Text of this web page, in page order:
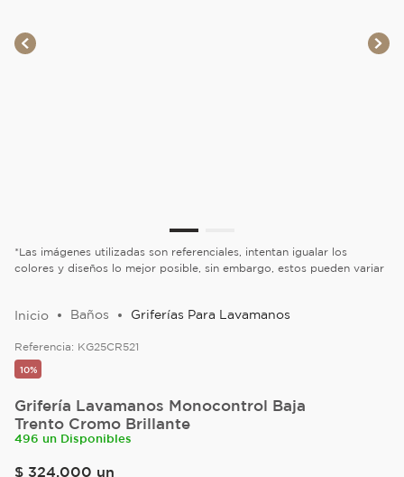
*Las imágenes utilizadas son referenciales, intentan igualar los
colores y diseños lo mejor posible, sin embargo, estos pueden variar
Baños Griferías Para Lavamanos
Referencia: KG25CR521
10%
Grifería Lavamanos Monocontrol Baja
Trento Cromo Brillante
496 un Disponibles
$ 324.000 un